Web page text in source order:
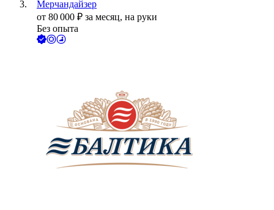
Мерчандайзер
от 80 000 ₽ за месяц, на руки
Без опыта